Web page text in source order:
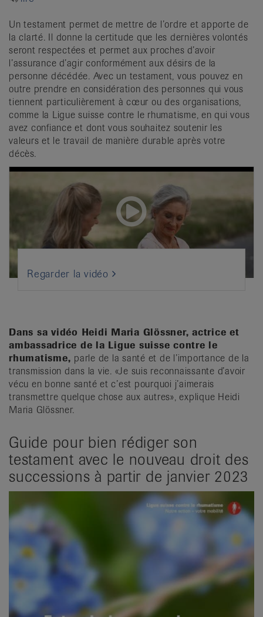
Un testament permet de mettre de l’ordre et apporte de
la clarté. Il donne la certitude que les dernières volontés
seront respectées et permet aux proches d’avoir
l’assurance d’agir conformément aux désirs de la
personne décédée. Avec un testament, vous pouvez en
outre prendre en considération des personnes qui vous
tiennent particulièrement à cœur ou des organisations,
comme la Ligue suisse contre le rhumatisme, en qui vous
avez confiance et dont vous souhaitez soutenir les
valeurs et le travail de manière durable après votre
décès.
Regarder la vidéo
Dans sa vidéo Heidi Maria Glössner, actrice et
ambassadrice de la Ligue suisse contre le
rhumatisme, parle de la santé et de l’importance de la
transmission dans la vie. «Je suis reconnaissante d’avoir
vécu en bonne santé et c’est pourquoi j’aimerais
transmettre quelque chose aux autres», explique Heidi
Maria Glössner.
Guide pour bien rédiger son
testament avec le nouveau droit des
successions à partir de janvier 2023